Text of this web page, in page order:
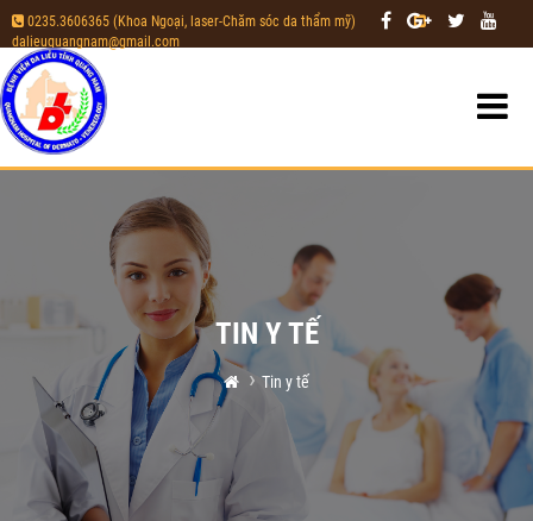
0235.3606365 (Khoa Ngoại, laser-Chăm sóc da thẩm mỹ)
|
dalieuquangnam@gmail.com
TIN Y TẾ
Tin y tế